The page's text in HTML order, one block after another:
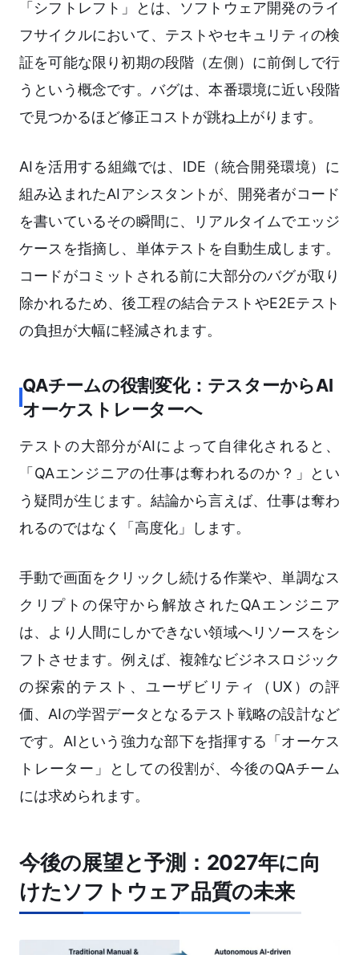
「シフトレフト」とは、ソフトウェア開発のライ
フサイクルにおいて、テストやセキュリティの検
証を可能な限り初期の段階（左側）に前倒しで行
うという概念です。バグは、本番環境に近い段階
で見つかるほど修正コストが跳ね上がります。
AIを活用する組織では、IDE（統合開発環境）に
組み込まれたAIアシスタントが、開発者がコード
を書いているその瞬間に、リアルタイムでエッジ
ケースを指摘し、単体テストを自動生成します。
コードがコミットされる前に大部分のバグが取り
除かれるため、後工程の結合テストやE2Eテスト
の負担が大幅に軽減されます。
QAチームの役割変化：テスターからAI
オーケストレーターへ
テストの大部分がAIによって自律化されると、
「QAエンジニアの仕事は奪われるのか？」とい
う疑問が生じます。結論から言えば、仕事は奪わ
れるのではなく「高度化」します。
手動で画面をクリックし続ける作業や、単調なス
クリプトの保守から解放されたQAエンジニア
は、より人間にしかできない領域へリソースをシ
フトさせます。例えば、複雑なビジネスロジック
の探索的テスト、ユーザビリティ（UX）の評
価、AIの学習データとなるテスト戦略の設計など
です。AIという強力な部下を指揮する「オーケス
トレーター」としての役割が、今後のQAチーム
には求められます。
今後の展望と予測：2027年に向
けたソフトウェア品質の未来